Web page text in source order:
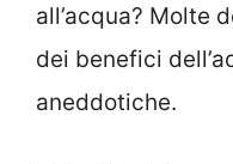
all’acqua? Molte
dei benefici
aneddotiche.